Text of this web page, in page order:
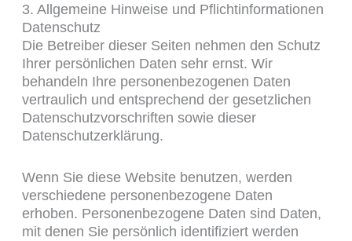
3. Allgemeine Hinweise und Pflicht­informationen
Datenschutz
Die Betreiber dieser Seiten nehmen den Schutz
Ihrer persönlichen Daten sehr ernst. Wir
behandeln Ihre personenbezogenen Daten
vertraulich und entsprechend der gesetzlichen
Datenschutzvorschriften sowie dieser
Datenschutzerklärung.
Wenn Sie diese Website benutzen, werden
verschiedene personenbezogene Daten
erhoben. Personenbezogene Daten sind Daten,
mit denen Sie persönlich identifiziert werden